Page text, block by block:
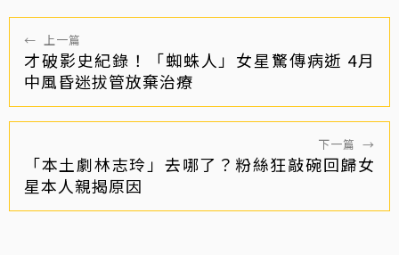
← 上一篇
才破影史紀錄！「蜘蛛人」女星驚傳病逝 4月
中風昏迷拔管放棄治療
下一篇 →
「本土劇林志玲」去哪了？粉絲狂敲碗回歸女
星本人親揭原因